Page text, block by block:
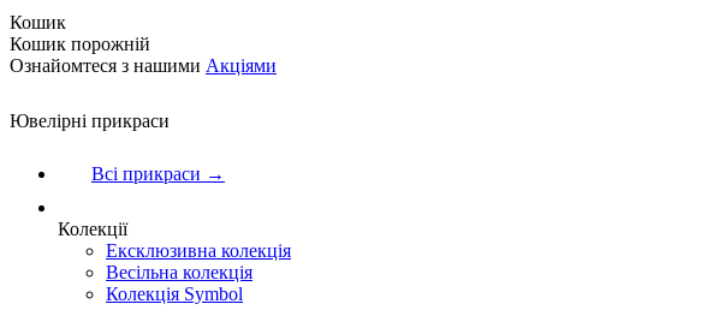
Кошик
Кошик порожній
Ознайомтеся з нашими Акціями
Ювелірні прикраси
Всі прикраси →
Колекції
Ексклюзивна колекція
Весільна колекція
Колекція Symbol